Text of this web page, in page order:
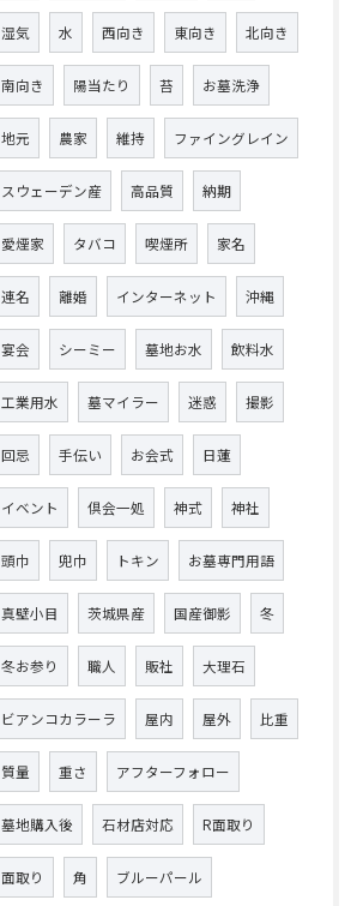
湿気 水 西向き 東向き 北向き
南向き 陽当たり 苔 お墓洗浄
地元 農家 維持 ファイングレイン
スウェーデン産 高品質 納期
愛煙家 タバコ 喫煙所 家名
連名 離婚 インターネット 沖縄
宴会 シーミー 墓地お水 飲料水
工業用水 墓マイラー 迷惑 撮影
回忌 手伝い お会式 日蓮
イベント 倶会一処 神式 神社
頭巾 兜巾 トキン お墓専門用語
真壁小目 茨城県産 国産御影 冬
冬お参り 職人 販社 大理石
ビアンコカラーラ 屋内 屋外 比重
質量 重さ アフターフォロー
墓地購入後 石材店対応 R面取り
面取り 角 ブルーパール